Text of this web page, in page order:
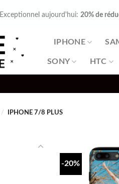
Exceptionnel aujourd'hui:20% de
IPHONE
SONY HTC
/ IPHONE 7/8 PLUS
-20%